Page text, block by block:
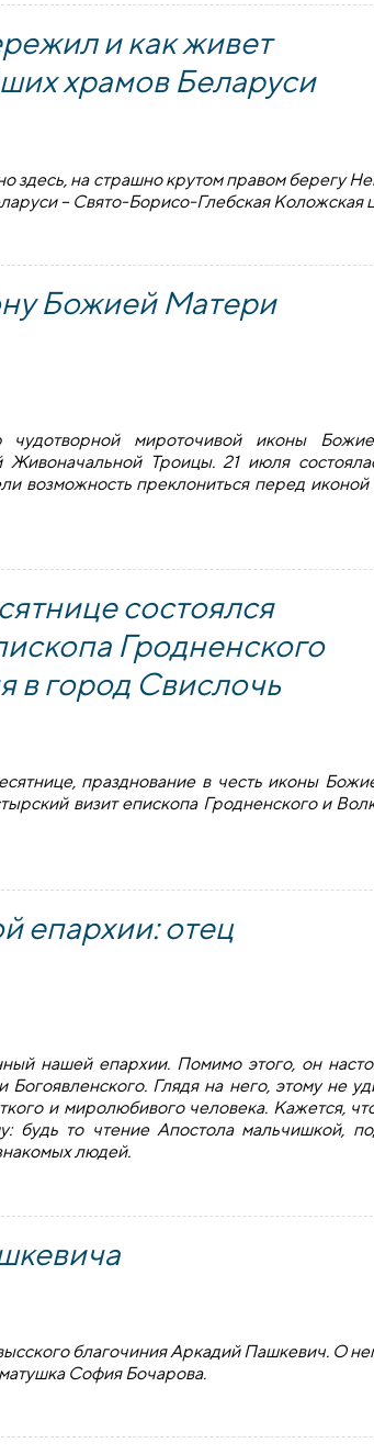
и как живет
храмов Беларуси
на страшно крутом правом берегу
– Свято-Борисо-Глебская Коложская
как живет сегодня один из древнейших
Божией Матери
чудотворной мироточивой иконы
Троицы. 21 июля
возможность преклониться перед
Матери «Умиление»
состоялся
Гродненского
в город Свислочь
празднование в честь иконы
визит епископа Гродненского и
архипастырский визит
епархии: отец
нашей епархии. Помимо этого, он
Глядя на него, этому не
и миролюбивого человека. Кажется,
будь то чтение Апостола мальчишкой,
людей.
отец Александр Пастерняк
благочиния Аркадий Пашкевич. О
София Бочарова.